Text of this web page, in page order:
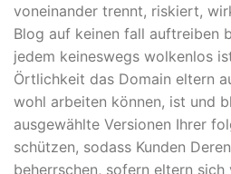
voneinander trennt, riskiert,
Blog auf keinen fall auftreiben
jedem keineswegs wolkenlos
Örtlichkeit das Domain eltern
wohl arbeiten können, ist und
ausgewählte Versionen Ihrer
schützen, sodass Kunden
beherrschen, sofern eltern sich